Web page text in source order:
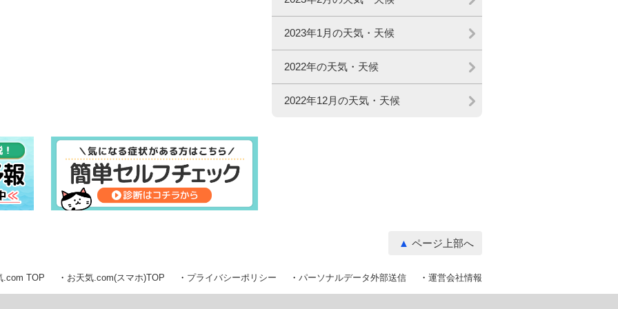
2023年1月の天気・天候
2022年の天気・天候
2022年12月の天気・天候
ページ上部へ
.com TOP お天気.com(スマホ)TOP プライバシーポリシー パーソナルデータ外部送信 運営会社情報